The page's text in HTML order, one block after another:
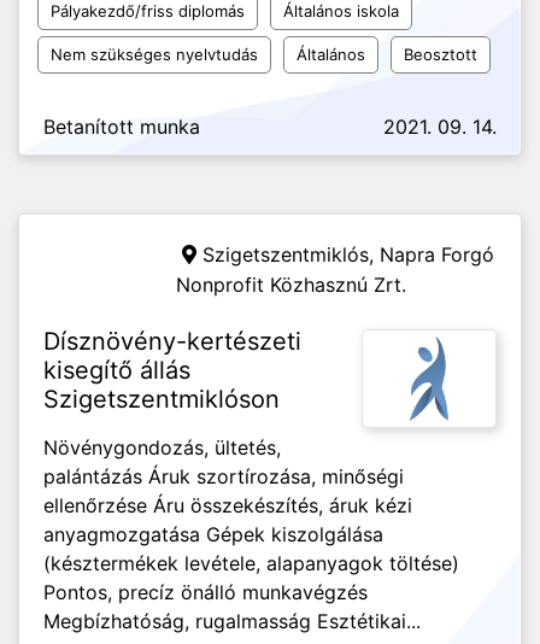
Pályakezdő/friss diplomás Általános iskola
Nem szükséges nyelvtudás Általános Beosztott
Betanított munka 2021. 09. 14.
Szigetszentmiklós, Napra Forgó
Nonprofit Közhasznú Zrt.
Dísznövény-kertészeti
kisegítő állás
Szigetszentmiklóson
Növénygondozás, ültetés,
palántázás Áruk szortírozása, minőségi
ellenőrzése Áru összekészítés, áruk kézi
anyagmozgatása Gépek kiszolgálása
(késztermékek levétele, alapanyagok töltése)
Pontos, precíz önálló munkavégzés
Megbízhatóság, rugalmasság Esztétikai...